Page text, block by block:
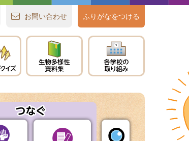
お問い合わせ ふりがなをつける